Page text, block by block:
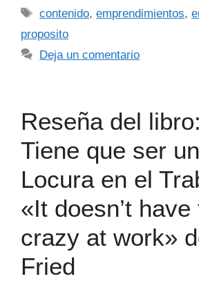
contenido,emprendimientos,
proposito
Deja un comentario
Reseña del
Tiene que ser
Locura en el
«It doesn’t have
crazy at work»
Fried